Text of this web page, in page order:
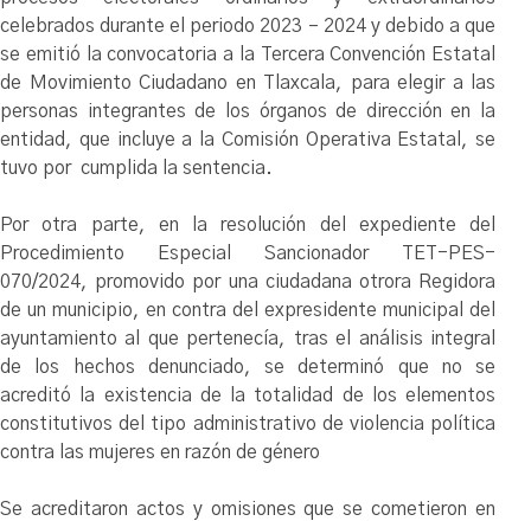
celebrados durante el periodo 2023 – 2024 y debido a que
se emitió la convocatoria a la Tercera Convención Estatal
de Movimiento Ciudadano en Tlaxcala, para elegir a las
personas integrantes de los órganos de dirección en la
entidad, que incluye a la Comisión Operativa Estatal, se
tuvo por cumplida la sentencia.
Por otra parte, en la resolución del expediente del
Procedimiento Especial Sancionador TET-PES-
070/2024, promovido por una ciudadana otrora Regidora
de un municipio, en contra del expresidente municipal del
ayuntamiento al que pertenecía, tras el análisis integral
de los hechos denunciado, se determinó que no se
acreditó la existencia de la totalidad de los elementos
constitutivos del tipo administrativo de violencia política
contra las mujeres en razón de género
Se acreditaron actos y omisiones que se cometieron en